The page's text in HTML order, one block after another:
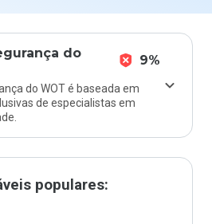
do
9%
do WOT é baseada em
de especialistas em
populares: